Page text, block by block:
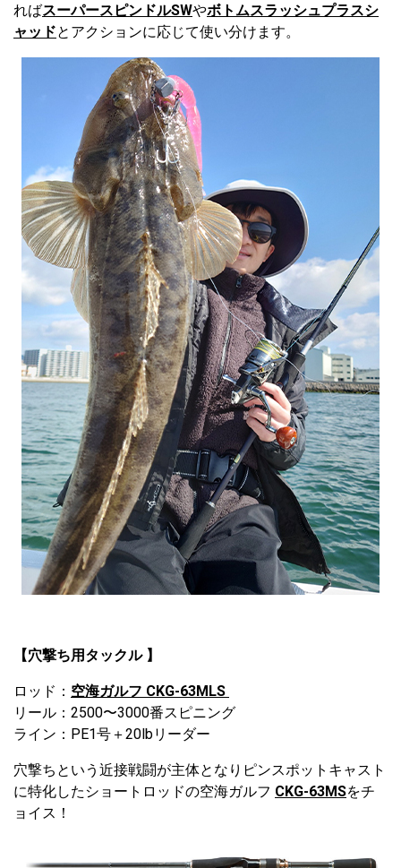
ればスーパースピンドルSWやボトムスラッシュプラスシ
ャッドとアクションに応じて使い分けます。
【穴撃ち用タックル 】
ロッド： 空海ガルフ CKG-63MLS
リール：2500〜3000番スピニング
ライン：PE1号＋20lbリーダー
穴撃ちという近接戦闘が主体となりピンスポットキャスト
に特化したショートロッドの空海ガルフ CKG-63MSをチ
ョイス！